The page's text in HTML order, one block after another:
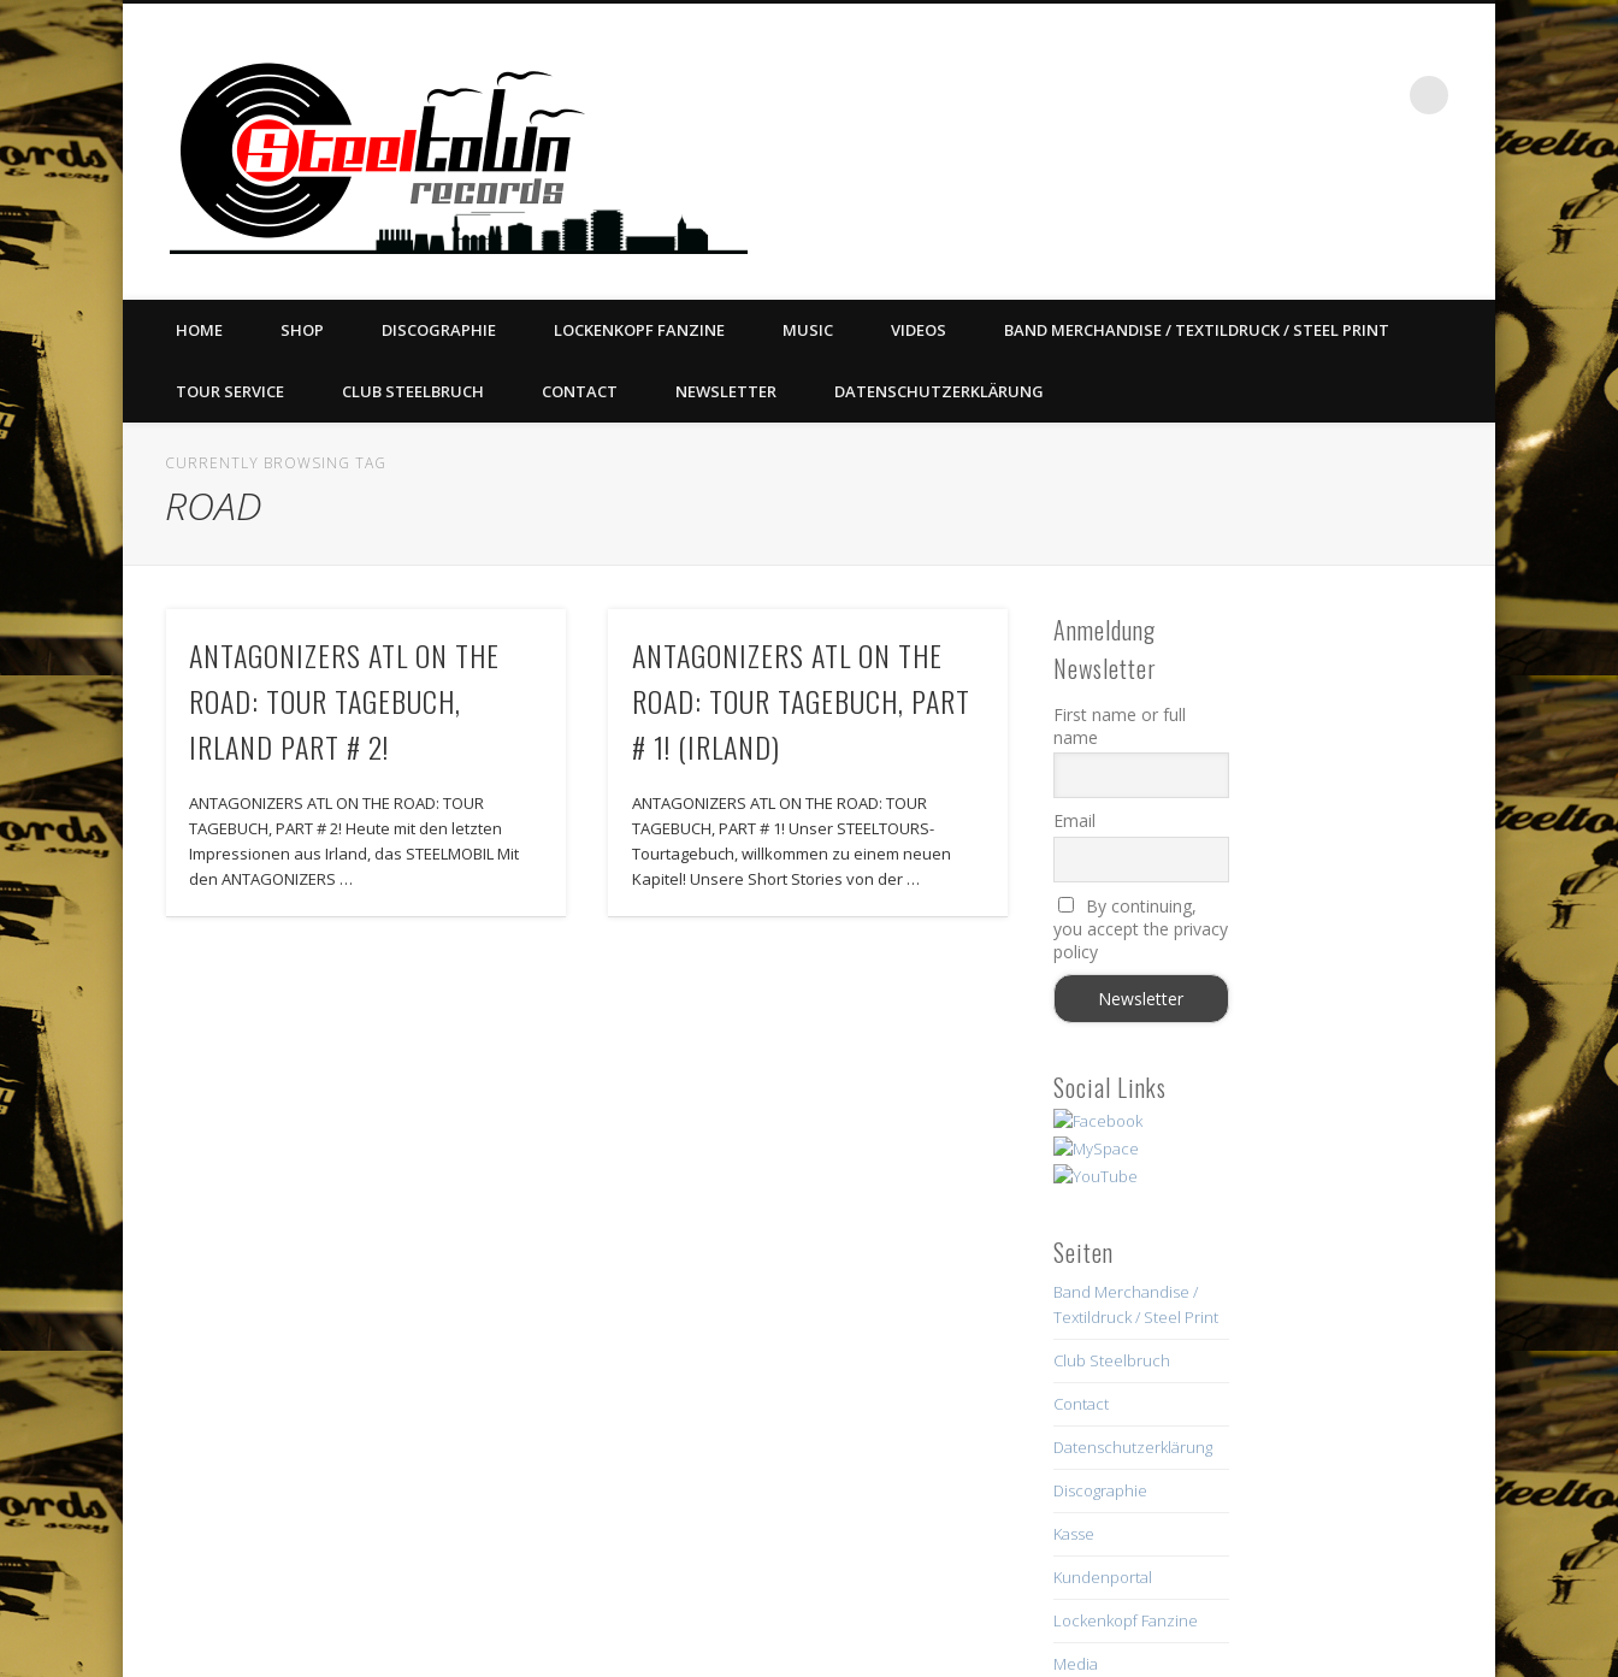
Steeltown Records – East ain`t dead so straight
LABEL | MERCH | PRINT | DIY | FANZINE | TOURSERVICE | BOOKING
VimeoDribble LinkedIn
HOME SHOP DISCOGRAPHIE LOCKENKOPF FANZINE MUSIC VIDEOS BAND MERCHANDISE / TEXTILDRUCK / STEEL PRINT
TOUR SERVICE CLUB STEELBRUCH CONTACT NEWSLETTER DATENSCHUTZERKLÄRUNG
CURRENTLY BROWSING TAG
ROAD
ANTAGONIZERS ATL ON THE
ROAD: TOUR TAGEBUCH,
IRLAND PART # 2!
ANTAGONIZERS ATL ON THE ROAD: TOUR
TAGEBUCH, PART # 2! Heute mit den letzten
Impressionen aus Irland, das STEELMOBIL Mit
den ANTAGONIZERS …
ANTAGONIZERS ATL ON THE
ROAD: TOUR TAGEBUCH, PART
# 1! (IRLAND)
ANTAGONIZERS ATL ON THE ROAD: TOUR
TAGEBUCH, PART # 1! Unser STEELTOURS-
Tourtagebuch, willkommen zu einem neuen
Kapitel! Unsere Short Stories von der …
Anmeldung
Newsletter
First name or full
name
Email
By continuing,
you accept the privacy
policy
Social Links
Seiten
Band Merchandise /
Textildruck / Steel Print
Club Steelbruch
Contact
Datenschutzerklärung
Discographie
Kasse
Kundenportal
Lockenkopf Fanzine
Media